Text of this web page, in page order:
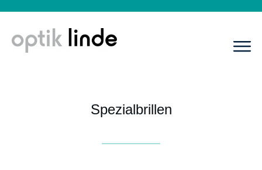
Spezialbrillen